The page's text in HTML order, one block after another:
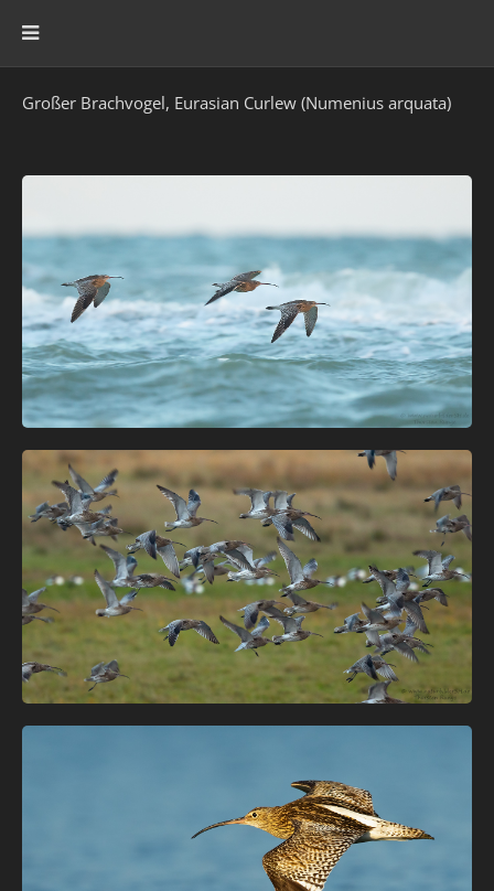
Großer Brachvogel, Eurasian Curlew (Numenius arquata)